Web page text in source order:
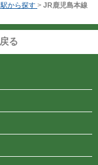
から探す > JR鹿児島本線
る